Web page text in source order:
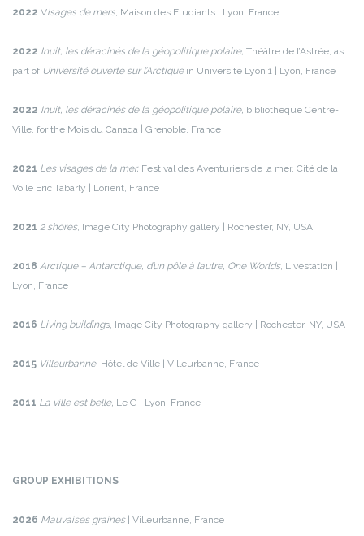
2022 Visages de mers, Maison des Etudiants | Lyon, France
2022 Inuit, les déracinés de la géopolitique polaire, Théâtre de l’Astrée, as
part of Université ouverte sur l’Arctiquein Université Lyon 1 | Lyon, France
2022 Inuit, les déracinés de la géopolitique polaire, bibliothèque Centre-
Ville, for the Mois du Canada | Grenoble, France
2021 Les visages de la mer, Festival des Aventuriers de la mer, Cité de la
Voile Eric Tabarly | Lorient, France
2021 2 shores, Image City Photography gallery | Rochester, NY, USA
2018­ Arctique – Antarctique, d’un pôle à l’autre, One Worlds, Livestation |
Lyon, France
2016 Living buildings, Image City Photography gallery | Rochester, NY, USA
2015 Villeurbanne, Hôtel de Ville | Villeurbanne, France
2011 La ville est belle, Le G | Lyon, France
GROUP EXHIBITIONS
2026 Mauvaises graines| Villeurbanne, France